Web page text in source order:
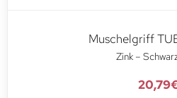
Muschelgriff
Zink –
20,79